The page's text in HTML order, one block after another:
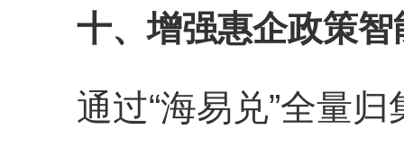
十、增强惠企政策
通过“海易兑”全量